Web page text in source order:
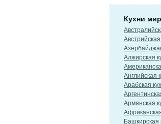
Кухни
Австрийская
Алжирская
Английская
Арабская
Армянская
Башкирская